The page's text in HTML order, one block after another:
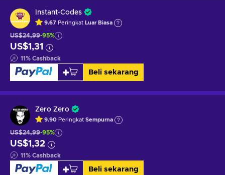
Instant-Codes
9.67 Peringkat Luar Biasa
US$24,99-95%
US$1,31
11% Cashback
Beli sekarang
Zero Zero
9.90 Peringkat Sempurna
US$24,99-95%
US$1,32
11% Cashback
Beli sekarang